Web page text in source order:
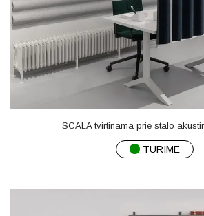
SCALA tvirtinama prie stalo
TURIME